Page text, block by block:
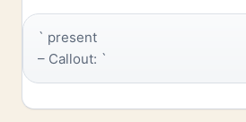
` present
– Callout: `